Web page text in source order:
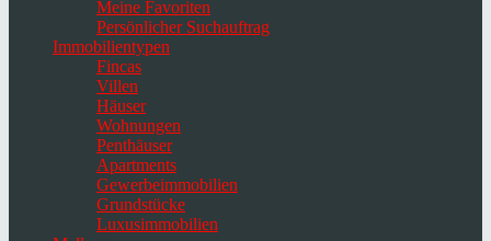
Meine Favoriten
Persönlicher Suchauftrag
Immobilientypen
Fincas
Villen
Häuser
Wohnungen
Penthäuser
Apartments
Gewerbeimmobilien
Grundstücke
Luxusimmobilien